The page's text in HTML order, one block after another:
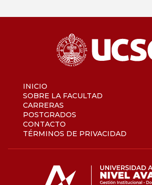
INICIO
SOBRE LA FACULTAD
CARRERAS
POSTGRADOS
CONTACTO
TÉRMINOS DE PRIVACIDAD